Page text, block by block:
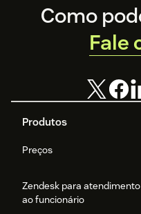
Footer
Produtos
Preços
Zendesk para atendimento
ao funcionário
Como
Fale